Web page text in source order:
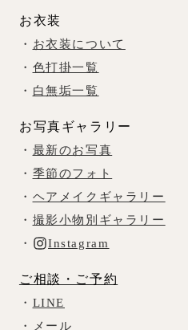
お衣装
・ お衣装について
・ 色打掛一覧
・ 白無垢一覧
お写真ギャラリー
・ 最新のお写真
・ 季節のフォト
・ ヘアメイクギャラリー
・ 撮影小物別ギャラリー
・
Instagram
ご相談・ご予約
・ LINE
・
メール